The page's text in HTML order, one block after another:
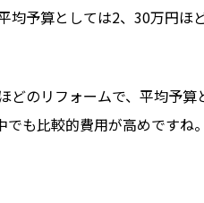
均予算としては2、30万円
どのリフォームで、平均予
も比較的費用が高めです